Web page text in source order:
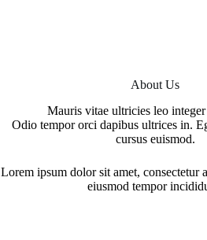
About Us
Mauris vitae ultricies leo integer
Odio tempor orci dapibus ultrices in.
cursus euismod.
Lorem ipsum dolor sit amet, consectetur
eiusmod tempor